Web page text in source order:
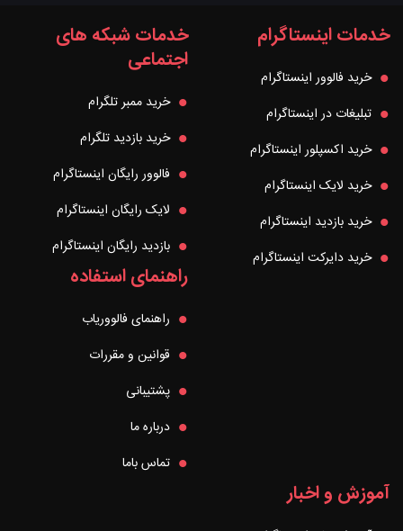
خدمات اینستاگرام
خرید فالوور اینستاگرام
تبلیغات در اینستاگرام
خرید اکسپلور اینستاگرام
خرید لایک اینستاگرام
خرید بازدید اینستاگرام
خرید دایرکت اینستاگرام
خدمات شبکه های
اجتماعی
خرید ممبر تلگرام
خرید بازدید تلگرام
فالوور رایگان اینستاگرام
لایک رایگان اینستاگرام
بازدید رایگان اینستاگرام
راهنمای استفاده
راهنمای فالووریاب
قوانین و مقررات
پشتیبانی
درباره ما
تماس باما
آموزش و اخبار